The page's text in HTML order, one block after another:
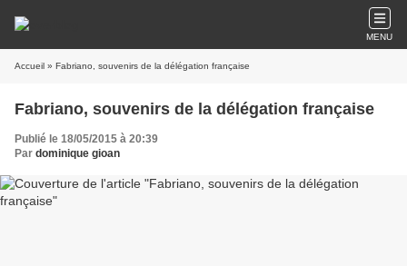
MENU
Accueil » Fabriano, souvenirs de la délégation française
Fabriano, souvenirs de la délégation française
Publié le 18/05/2015 à 20:39
Par dominique gioan